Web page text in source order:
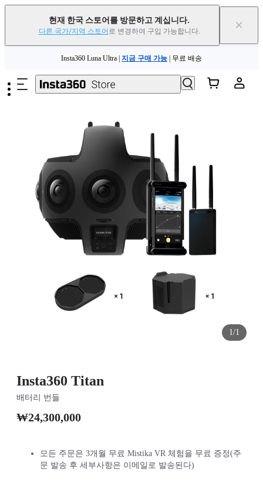
현재 한국 스토어를 방문하고 계십니다.
다른 국가/지역 스토어 로 변경하여 구입 가능합니다. ×
Insta360 Luna Ultra |지금 구매 가능 | 무료 배송
Insta360 Luna Ultra | 지금 구매 가능 | 무료 배송
1/1
Insta360 Titan
배터리 번들
₩24,300,000
모든 주문은 3개월 무료 Mistika VR 체험을 무료 증정(주
문 발송 후 세부사항은 이메일로 발송된다)